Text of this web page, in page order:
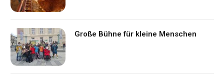
Große Bühne für kleine Menschen